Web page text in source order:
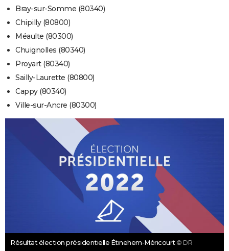
Bray-sur-Somme (80340)
Chipilly (80800)
Méaulte (80300)
Chuignolles (80340)
Proyart (80340)
Sailly-Laurette (80800)
Cappy (80340)
Ville-sur-Ancre (80300)
Résultat élection présidentielle Étinehem-Méricourt © DR